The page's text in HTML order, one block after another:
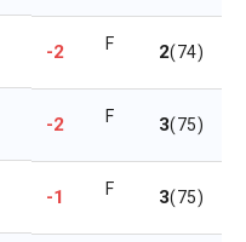
-2 F 2(74)
-2 F 3(75)
-1 F 3(75)